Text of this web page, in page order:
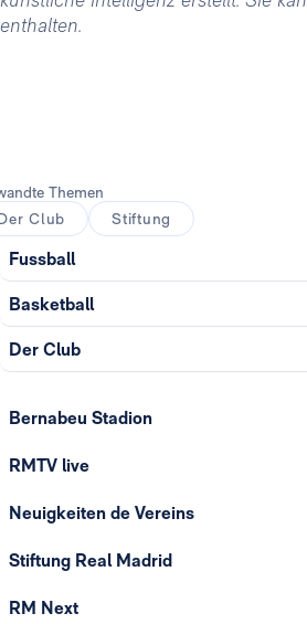
enthalten.
Themen
Club
Stiftung
Fussball
Basketball
Der Club
Bernabeu Stadion
RMTV live
Neuigkeiten de Vereins
Stiftung Real Madrid
RM Next